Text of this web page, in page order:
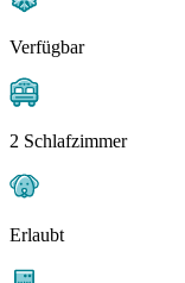
Verfügbar
2 Schlafzimmer
Erlaubt